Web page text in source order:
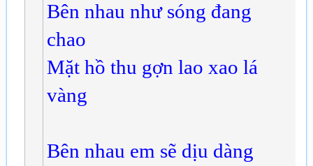
Bên nhau như sóng đang
chao
Mặt hồ thu gợn lao xao lá
vàng
Bên nhau em sẽ dịu dàng